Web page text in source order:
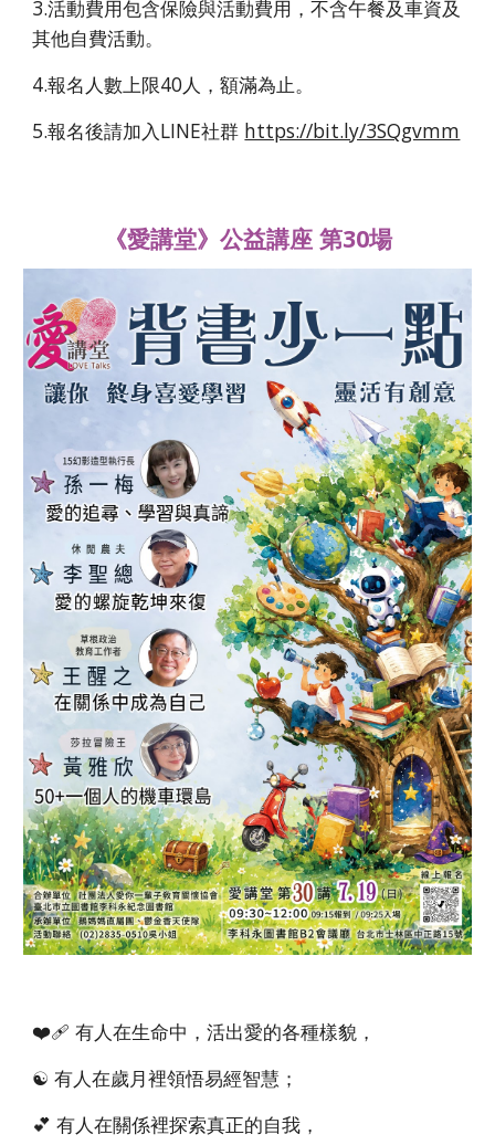
3.活動費用包含保險與活動費用，不含午餐及車資及
其他自費活動。
4.報名人數上限40人，額滿為止。
5.報名後請加入LINE社群 https://bit.ly/3SQgvmm
《愛講堂》公益講座 第30場
❤️‍🩹 有人在生命中，活出愛的各種樣貌，
☯️ 有人在歲月裡領悟易經智慧；
💕 有人在關係裡探索真正的自我，